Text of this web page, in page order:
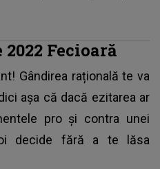
Fecioară
Gândirea rațională te va
așa că dacă ezitarea ar
pro și contra unei
decide fără a te lăsa